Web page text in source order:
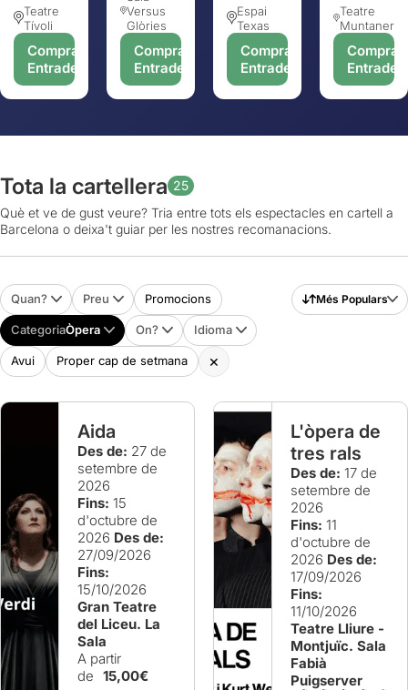
Teatre
Tívoli
Comprar
Entrades
Versus
Glòries
Comprar
Entrades
Espai
Texas
Comprar
Entrades
Teatre
Muntaner
Comprar
Entrades
Tota la cartellera 25
Què et ve de gust veure? Tria entre tots els espectacles en cartell a
Barcelona o deixa't guiar per les nostres recomanacions.
Quan? Preu Promocions
CategoriaÒpera On? Idioma
Avui Proper cap de setmana ×
Més Populars
Aida
Des de: 27 de
setembre de
2026
Fins: 15
d'octubre de
2026 Des de:
27/09/2026
Fins:
15/10/2026
Gran Teatre
del Liceu. La
Sala
A partir
de 15,00€
L'òpera de
tres rals
Des de: 17 de
setembre de
2026
Fins: 11
d'octubre de
2026 Des de:
17/09/2026
Fins:
11/10/2026
Teatre Lliure -
Montjuïc. Sala
Fabià
Puigserver